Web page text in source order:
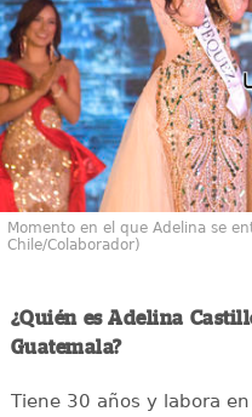
Momento en el que Adelina se
Chile/Colaborador)
¿Quién es Adelina
Guatemala?
Tiene 30 años y labora